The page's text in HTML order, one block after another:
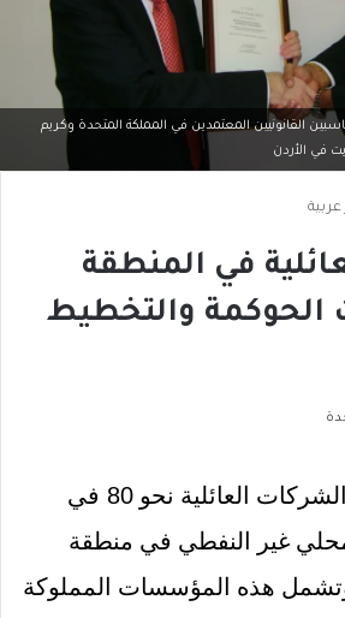
القانونيين المعتمدين في المملكة المتحدة وكريم
في الأردن
عربية
في المنطقة
الحوكمة والتخطيط
العائلية نحو 80 في
غير النفطي في منطقة
هذه المؤسسات المملوكة